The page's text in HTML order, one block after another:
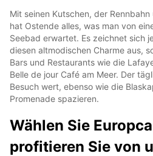
Mit seinen Kutschen, der
hat Ostende alles, was man von
Seebad erwartet. Es zeichnet sich
diesen altmodischen Charme aus,
Bars und Restaurants wie die
Belle de jour Café am Meer. Der
Besuch wert, ebenso wie die
Promenade spazieren.
Wählen Sie
profitieren Sie von